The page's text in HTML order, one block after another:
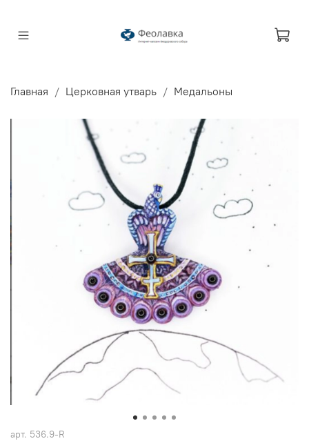
Главная Церковная утварь Медальоны
арт. 536.9-R